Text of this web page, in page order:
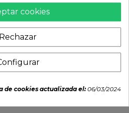
Soporte de hierro para
cookies
Rechazar
de cookies actualizada el:06/03/2024